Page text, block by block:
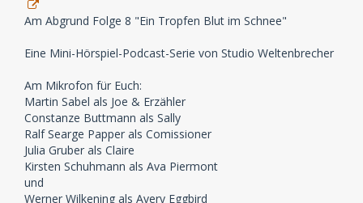
Am Abgrund Folge 8 "Ein Tropfen Blut im Schnee"
Eine Mini-Hörspiel-Podcast-Serie von Studio Weltenbrecher
Am Mikrofon für Euch:
Martin Sabel als Joe & Erzähler
Constanze Buttmann als Sally
Ralf Searge Papper als Comissioner
Julia Gruber als Claire
Kirsten Schuhmann als Ava Piermont
und
Werner Wilkening als Avery Eggbird